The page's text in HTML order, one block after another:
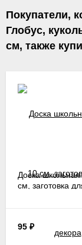
Покупатели,
Глобус,
см, также
Доска
см, заготовка
95 ₽